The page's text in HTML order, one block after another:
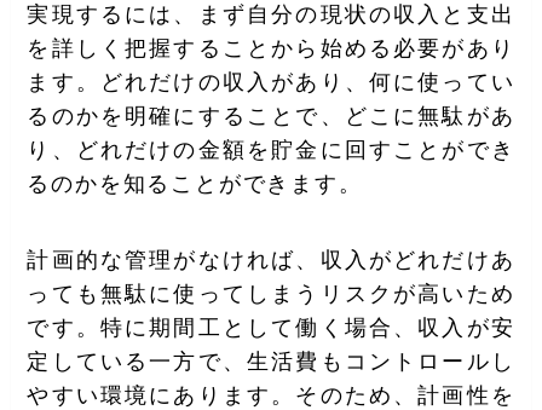
実現するには、まず自分の現状の収入と支出
を詳しく把握することから始める必要があり
ます。どれだけの収入があり、何に使ってい
るのかを明確にすることで、どこに無駄があ
り、どれだけの金額を貯金に回すことができ
るのかを知ることができます。
計画的な管理がなければ、収入がどれだけあ
っても無駄に使ってしまうリスクが高いため
です。特に期間工として働く場合、収入が安
定している一方で、生活費もコントロールし
やすい環境にあります。そのため、計画性を